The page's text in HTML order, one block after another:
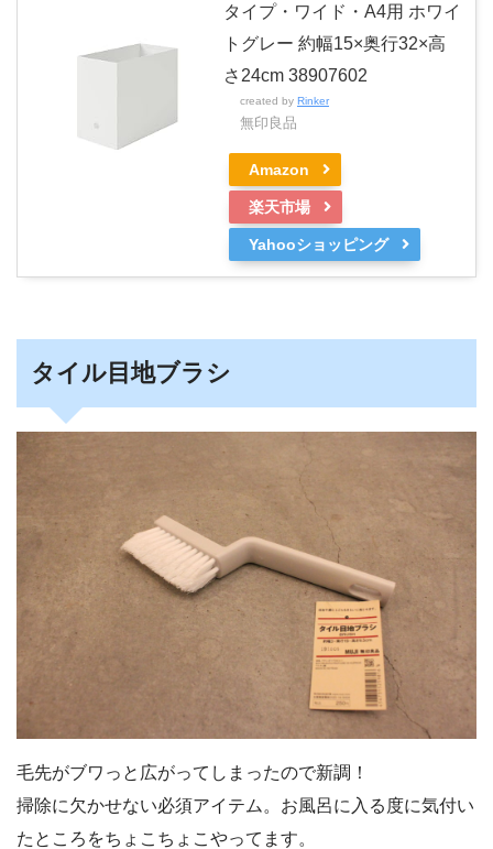
タイプ・ワイド・A4用 ホワイ
トグレー 約幅15×奥行32×高
さ24cm 38907602
created by Rinker
無印良品
Amazon
楽天市場
Yahooショッピング
タイル目地ブラシ
毛先がブワっと広がってしまったので新調！
掃除に欠かせない必須アイテム。お風呂に入る度に気付い
たところをちょこちょこやってます。